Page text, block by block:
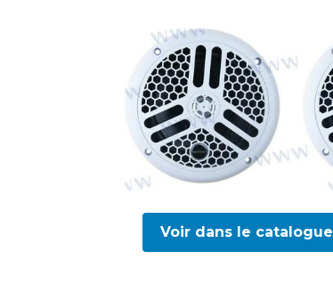
Voir dans le catalogue